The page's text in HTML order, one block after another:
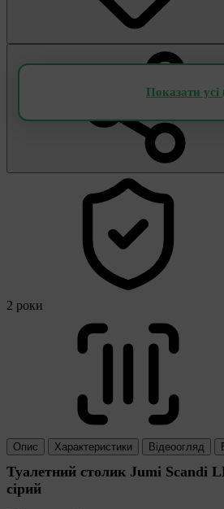
Показати усі
2 роки
Опис Характеристики Відеоогляд
Туалетний столик Jumi Scandi
сірий